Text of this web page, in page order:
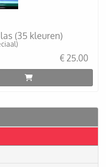
(35 kleuren)
€ 25.00